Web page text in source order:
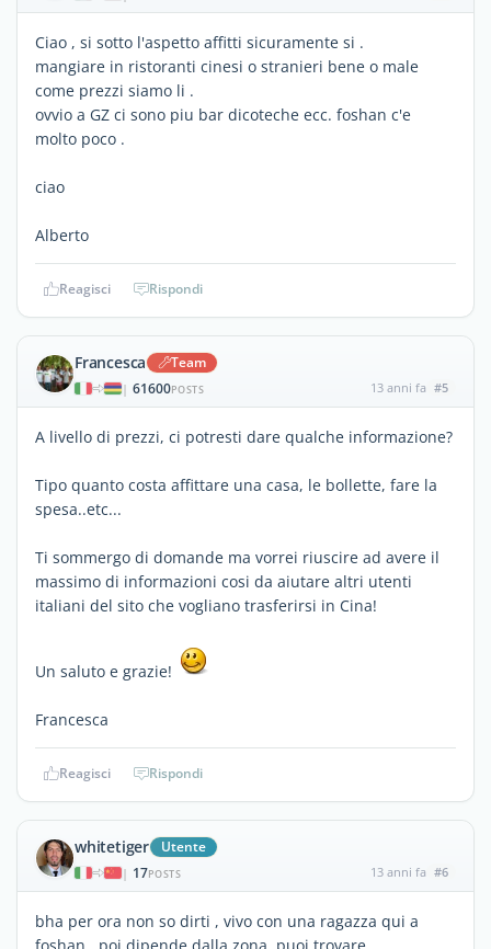
Ciao , si sotto l'aspetto affitti sicuramente si .
mangiare in ristoranti cinesi o stranieri bene o male
come prezzi siamo li .
ovvio a GZ ci sono piu bar dicoteche ecc. foshan c'e
molto poco .
ciao
Alberto
Reagisci Rispondi
Francesca Team
| 61600POSTS 13 anni fa #5
A livello di prezzi, ci potresti dare qualche informazione?
Tipo quanto costa affittare una casa, le bollette, fare la
spesa..etc...
Ti sommergo di domande ma vorrei riuscire ad avere il
massimo di informazioni cosi da aiutare altri utenti
italiani del sito che vogliano trasferirsi in Cina!
Un saluto e grazie!
Francesca
Reagisci Rispondi
whitetiger Utente
| 17POSTS 13 anni fa #6
bha per ora non so dirti , vivo con una ragazza qui a